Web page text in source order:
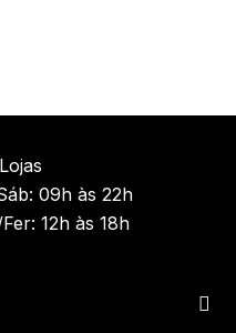
Lojas
09h às 22h
12h às 18h